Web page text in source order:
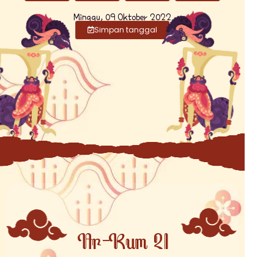
Minggu, 09 Oktober 2022
Simpan tanggal
Ar-Rum 21